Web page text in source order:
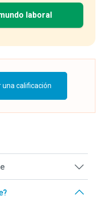
laboral
una calificación